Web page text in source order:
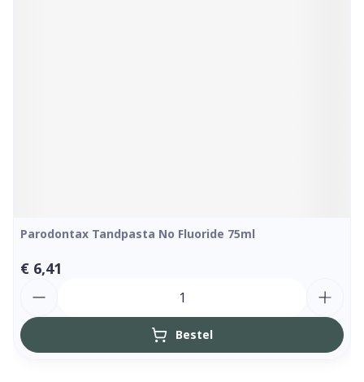
Parodontax Tandpasta No Fluoride 75ml
€ 6,41
Bestel